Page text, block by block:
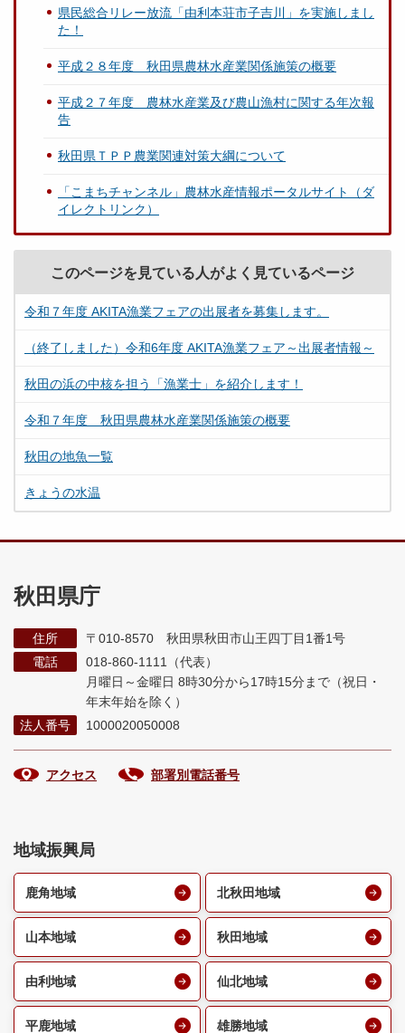
県民総合リレー放流「由利本荘市子吉川」を実施しまし
た！
平成２８年度 秋田県農林水産業関係施策の概要
平成２７年度 農林水産業及び農山漁村に関する年次報
告
秋田県ＴＰＰ農業関連対策大綱について
「こまちチャンネル」農林水産情報ポータルサイト（ダ
イレクトリンク）
このページを見ている人がよく見ているページ
令和７年度 AKITA漁業フェアの出展者を募集します。
（終了しました）令和6年度 AKITA漁業フェア～出展者情報～
秋田の浜の中核を担う「漁業士」を紹介します！
令和７年度 秋田県農林水産業関係施策の概要
秋田の地魚一覧
きょうの水温
秋田県庁
住所
〒010-8570 秋田県秋田市山王四丁目1番1号
電話
018-860-1111（代表）
月曜日～金曜日 8時30分から17時15分まで （祝日・
年末年始を除く）
法人番号
1000020050008
アクセス 部署別電話番号
地域振興局
鹿角地域 北秋田地域
山本地域 秋田地域
由利地域 仙北地域
平鹿地域 雄勝地域